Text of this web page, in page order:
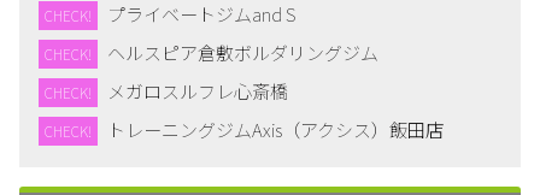
2021/03/26
セルライトの正体と日常でできる予防法について教
えます
2021/03/26
CHECK! プライベートジムand S
CHECK! ヘルスピア倉敷ボルダリングジム
CHECK! メガロスルフレ心斎橋
CHECK! トレーニングジムAxis（アクシス）飯田店